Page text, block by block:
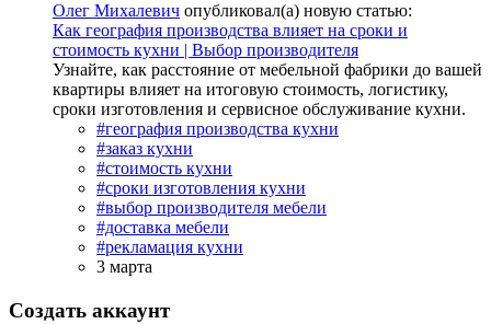
Олег Михалевич опубликовал(а) новую статью:
Как география производства влияет на сроки и
стоимость кухни | Выбор производителя
Узнайте, как расстояние от мебельной фабрики до вашей
квартиры влияет на итоговую стоимость, логистику,
сроки изготовления и сервисное обслуживание кухни.
#география производства кухни
#заказ кухни
#стоимость кухни
#сроки изготовления кухни
#выбор производителя мебели
#доставка мебели
#рекламация кухни
3 марта
Создать аккаунт